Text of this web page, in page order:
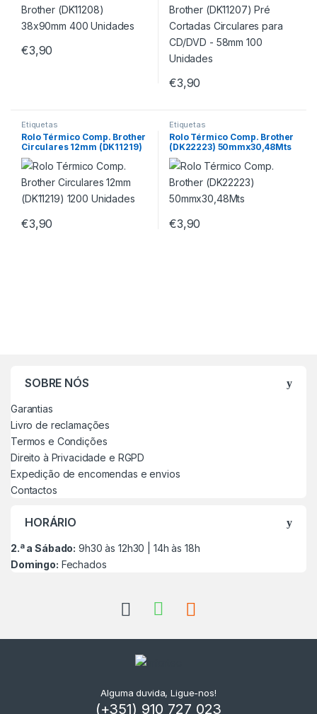
€3,90
€3,90
Etiquetas
Rolo Térmico Comp. Brother
Circulares 12mm (DK11219)
1200 Unidades
€3,90
Etiquetas
Rolo Térmico Comp. Brother
(DK22223) 50mmx30,48Mts
€3,90
SOBRE NÓS
Garantias
Livro de reclamações
Termos e Condições
Direito à Privacidade e RGPD
Expedição de encomendas e envios
Contactos
HORÁRIO
2.ª a Sábado: 9h30 às 12h30 | 14h às 18h
Domingo: Fechados
Alguma duvida, Ligue-nos!
(+351) 910 727 023